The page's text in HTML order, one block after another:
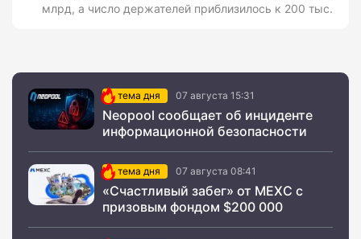
млрд, а число держателей приблизилось к 200 тыс.
тема дня 07 августа 15:31
Neopool сообщает об инциденте
информационной безопасности
тема дня 07 августа 08:41
«Счастливый забег» от MEXC с
призовым фондом $200 000